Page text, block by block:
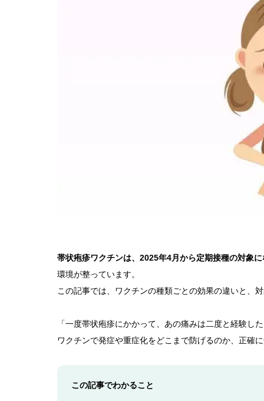
帯状疱疹ワクチンは、2025年4月から定期接種の対象に
環境が整っています。
この記事では、ワクチンの種類ごとの効果の違いと、
「一度帯状疱疹にかかって、あの痛みは二度と経験し
ワクチンで発症や重症化をどこまで防げるのか、正確
この記事でわかること